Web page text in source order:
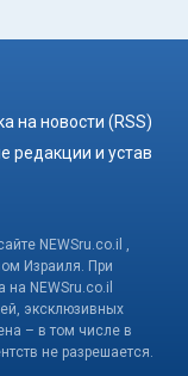
на новости (RSS)
редакции и устав
NEWSru.co.il ,
Израиля. При
NEWSru.co.il
эксклюзивных
– в том числе в
не разрешается.